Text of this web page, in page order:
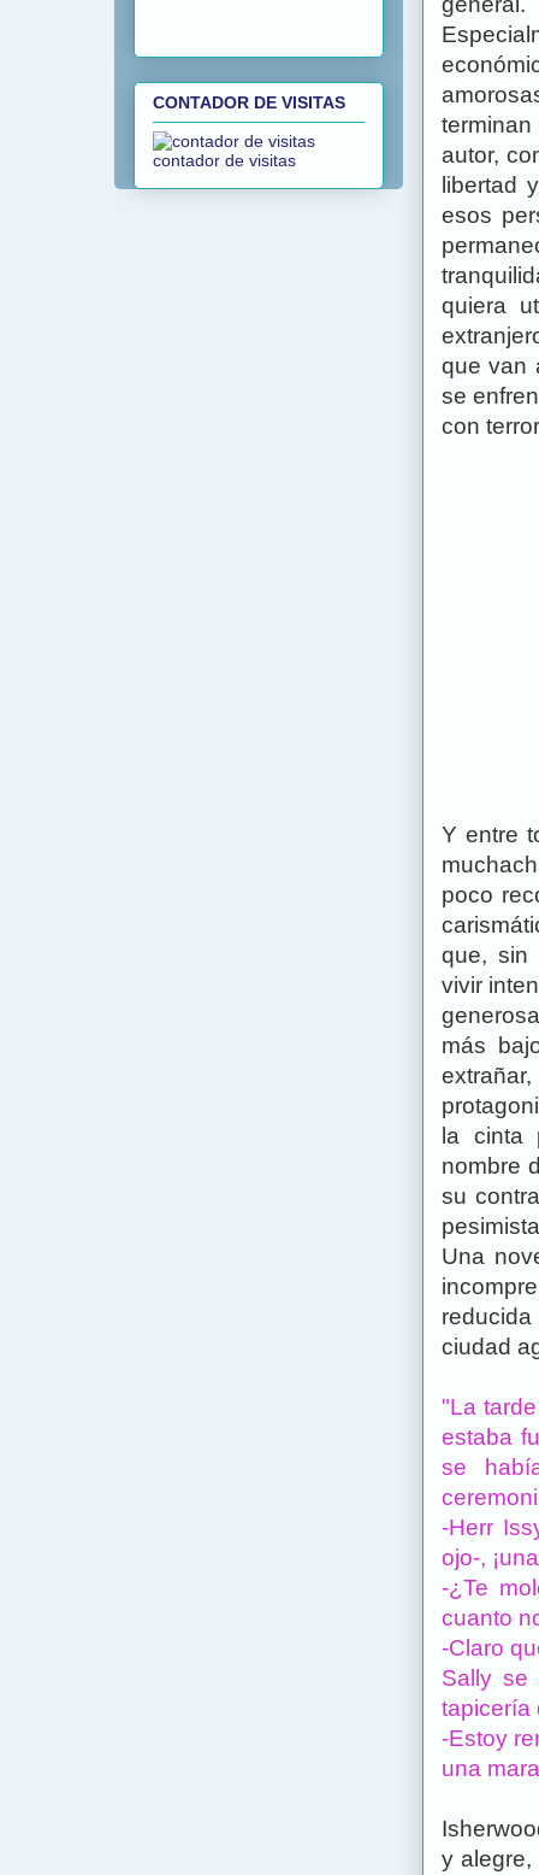
autor,
libertad
esos
quiera
que van
se
con
Y entre
poco
que, sin
vivir
más
la cinta
nombre
su
Una
ciudad
"La
estaba
se
-Herr
ojo-,
-¿Te
cuanto
-Claro
Sally se
tapicería
-Estoy
una
y alegre,
CONTADOR DE VISITAS
contador de visitas